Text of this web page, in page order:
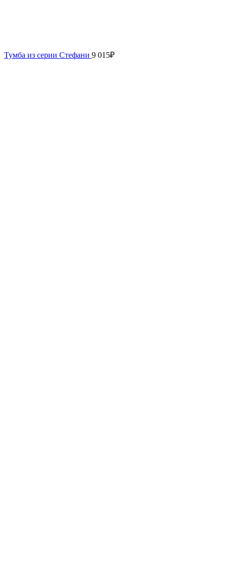
Тумба из серии Стефани 9 015₽